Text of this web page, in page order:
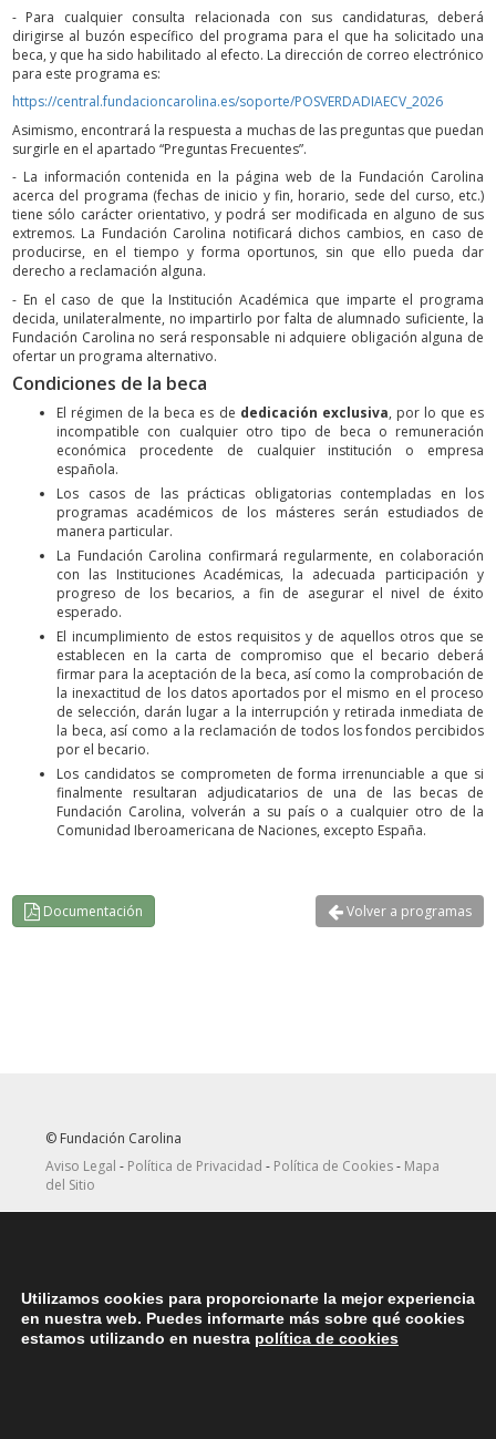
- Para cualquier consulta relacionada con sus candidaturas, deberá
dirigirse al buzón específico del programa para el que ha solicitado una
beca, y que ha sido habilitado al efecto. La dirección de correo electrónico
para este programa es:
https://central.fundacioncarolina.es/soporte/POSVERDADIAECV_2026
Asimismo, encontrará la respuesta a muchas de las preguntas que puedan
surgirle en el apartado “Preguntas Frecuentes”.
- La información contenida en la página web de la Fundación Carolina
acerca del programa (fechas de inicio y fin, horario, sede del curso, etc.)
tiene sólo carácter orientativo, y podrá ser modificada en alguno de sus
extremos. La Fundación Carolina notificará dichos cambios, en caso de
producirse, en el tiempo y forma oportunos, sin que ello pueda dar
derecho a reclamación alguna.
- En el caso de que la Institución Académica que imparte el programa
decida, unilateralmente, no impartirlo por falta de alumnado suficiente, la
Fundación Carolina no será responsable ni adquiere obligación alguna de
ofertar un programa alternativo.
Condiciones de la beca
El régimen de la beca es de dedicación exclusiva, por lo que es
incompatible con cualquier otro tipo de beca o remuneración
económica procedente de cualquier institución o empresa
española.
Los casos de las prácticas obligatorias contempladas en los
programas académicos de los másteres serán estudiados de
manera particular.
La Fundación Carolina confirmará regularmente, en colaboración
con las Instituciones Académicas, la adecuada participación y
progreso de los becarios, a fin de asegurar el nivel de éxito
esperado.
El incumplimiento de estos requisitos y de aquellos otros que se
establecen en la carta de compromiso que el becario deberá
firmar para la aceptación de la beca, así como la comprobación de
la inexactitud de los datos aportados por el mismo en el proceso
de selección, darán lugar a la interrupción y retirada inmediata de
la beca, así como a la reclamación de todos los fondos percibidos
por el becario.
Los candidatos se comprometen de forma irrenunciable a que si
finalmente resultaran adjudicatarios de una de las becas de
Fundación Carolina, volverán a su país o a cualquier otro de la
Comunidad Iberoamericana de Naciones, excepto España.
Documentación Volver a programas
© Fundación Carolina
Aviso Legal - Política de Privacidad - Política de Cookies- Mapa
del Sitio
ASOCIACIONES
Contacta con la asociación de exbecarios de tu paísaquí
Utilizamos cookies para proporcionarte la mejor experiencia
en nuestra web. Puedes informarte más sobre qué cookies
estamos utilizando en nuestra política de cookies